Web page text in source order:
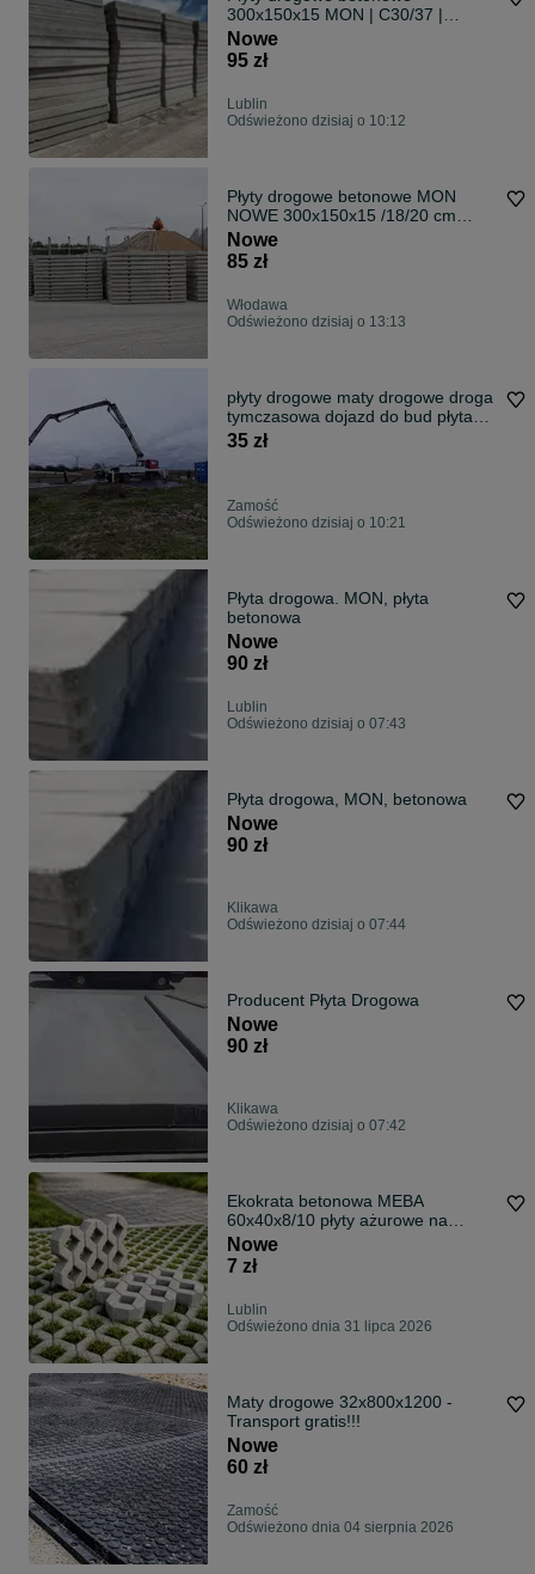
300x150x15 MON | C30/37 |
ZBROJONE | TRANSPORT
Nowe
95 zł
Lublin
Odświeżono dzisiaj o 10:12
Płyty drogowe betonowe MON
NOWE 300x150x15 /18/20 cm
Włodawa
Nowe
85 zł
Włodawa
Odświeżono dzisiaj o 13:13
płyty drogowe maty drogowe droga
tymczasowa dojazd do bud płyta
chodnikowa zabezpieczenie terenu
35 zł
Zamość
Odświeżono dzisiaj o 10:21
Płyta drogowa. MON, płyta
betonowa
Nowe
90 zł
Lublin
Odświeżono dzisiaj o 07:43
Płyta drogowa, MON, betonowa
Nowe
90 zł
Klikawa
Odświeżono dzisiaj o 07:44
Producent Płyta Drogowa
Nowe
90 zł
Klikawa
Odświeżono dzisiaj o 07:42
Ekokrata betonowa MEBA
60x40x8/10 płyty ażurowe na
podjazd
Nowe
7 zł
Lublin
Odświeżono dnia 31 lipca 2026
Maty drogowe 32x800x1200 -
Transport gratis!!!
Nowe
60 zł
Zamość
Odświeżono dnia 04 sierpnia 2026